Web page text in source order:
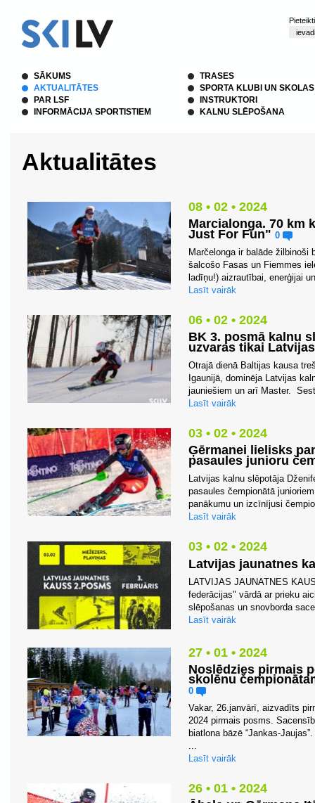
SĀKUMS
AKTUALITĀTES
PAR LSF
INFORMĀCIJA SPORTISTIEM
TRASES
SPORTA KLUBI UN SKOLAS
INSTRUKTORI
KALNU SLĒPOŠANA
Aktualitātes
08 • 02 • 2024
Marcialonga. 70 km
Just For Fun" 0
Marčelonga ir balāde žilbinoši
šalcošo Fasas un Fiemmes
ladīņu!) aizrautībai, enerģijai
Lasīt vairāk
06 • 02 • 2024
BK 3. posmā kalnu
uzvaras tikai
Otrajā dienā Baltijas kausa
Igaunijā, dominēja Latvijas
jauniešiem un arī Master.
Lasīt vairāk
03 • 02 • 2024
Ģērmanei lielisks
pasaules junioru
Latvijas kalnu slēpotāja
pasaules čempionātā
panākumu un izcīnījusi
Lasīt vairāk
03 • 02 • 2024
Latvijas jaunatnes
LATVIJAS JAUNATNES
federācijas" vārdā ar prieku
slēpošanas un snovborda
Lasīt vairāk
27 • 01 • 2024
Noslēdzies pirmais
skolēnu
0
Vakar, 26.janvārī, aizvadīts
2024 pirmais posms.
biatlona bāzē “Jankas-
...
Lasīt vairāk
26 • 01 • 2024